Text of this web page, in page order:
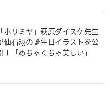
「ホリミヤ」萩原ダイスケ先生
仙石翔の誕生日イラストを公
！「めちゃくちゃ美しい」